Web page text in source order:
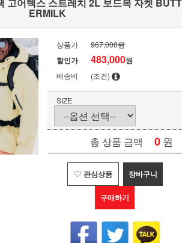
ERMILK
상품가 967,000원
할인가 483,000원
배송비 (조건)
SIZE
총 상품 금액 0 원
관심상품 장바구니
구매하기